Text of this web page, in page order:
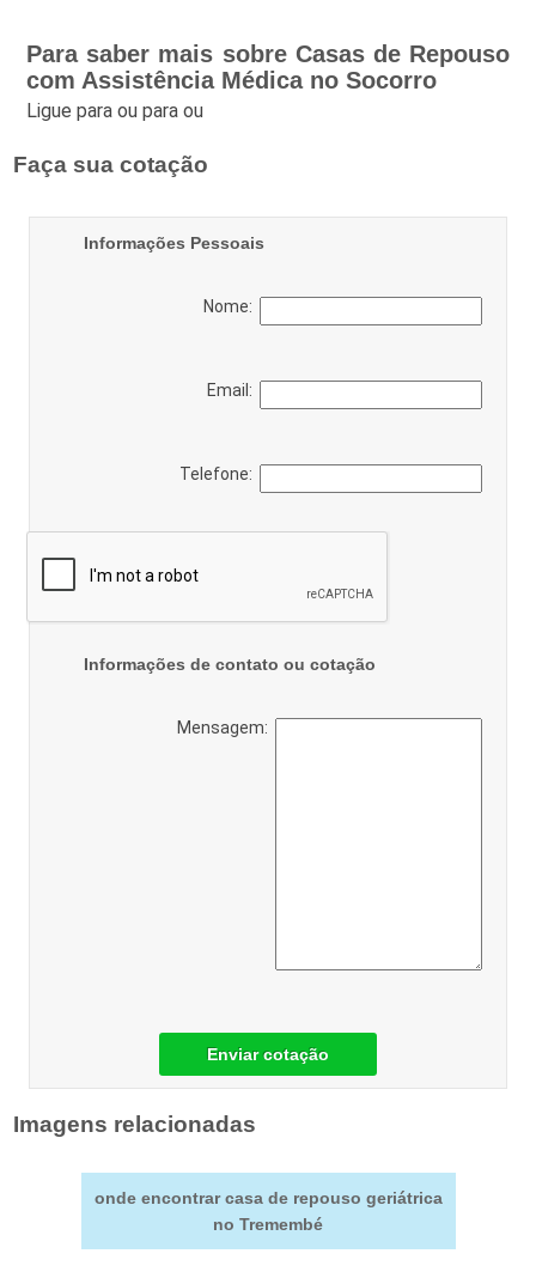
Para saber mais sobre Casas de Repouso
com Assistência Médica no Socorro
Ligue paraou paraou
Faça sua cotação
Informações Pessoais
Nome:
Email:
Telefone:
Informações de contato ou cotação
Mensagem:
Enviar cotação
Imagens relacionadas
onde encontrar casa de repouso geriátrica
no Tremembé